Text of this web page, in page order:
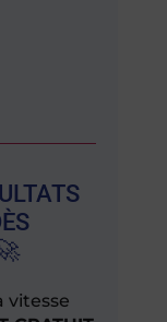
vitesse